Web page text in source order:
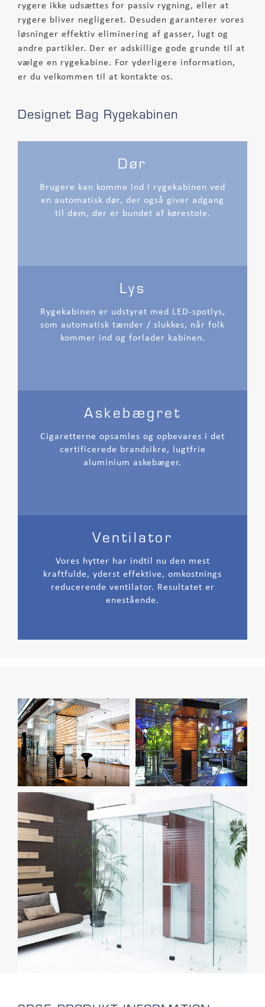
rygere ikke udsættes for passiv rygning, eller at
rygere bliver negligeret. Desuden garanterer vores
løsninger effektiv eliminering af gasser, lugt og
andre partikler. Der er adskillige gode grunde til at
vælge en rygekabine. For yderligere information,
er du velkommen til at kontakte os.
Designet Bag Rygekabinen
Dør
Brugere kan komme ind i rygekabinen ved
en automatisk dør, der også giver adgang
til dem, der er bundet af kørestole.
Lys
Rygekabinen er udstyret med LED-spotlys,
som automatisk tænder / slukkes, når folk
kommer ind og forlader kabinen.
Askebægret
Cigaretterne opsamles og opbevares i det
certificerede brandsikre, lugtfrie
aluminium askebæger.
Ventilator
Vores hytter har indtil nu den mest
kraftfulde, yderst effektive, omkostnings
reducerende ventilator. Resultatet er
enestående.